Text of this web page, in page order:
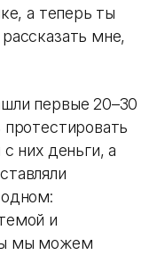
а теперь ты
мне,
первые 20–30
протестировать
них деньги, а
и
мы можем